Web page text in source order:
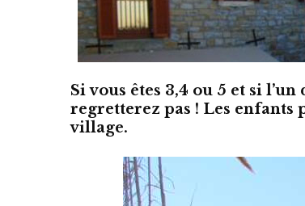
Si vous êtes 3,4 ou 5 et si
regretterez pas ! Les enfants
village.